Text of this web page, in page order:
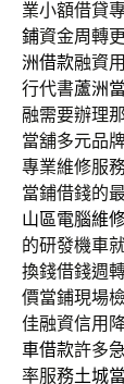
業小額借貸
鋪資金周轉
洲借款融資
行代書蘆洲
融需要辦理
當舖多元品
專業維修服
當鋪借錢的
山區電腦維
的研發機車
換錢借錢週
價當鋪現場
佳融資信用
車借款許多
率服務土城